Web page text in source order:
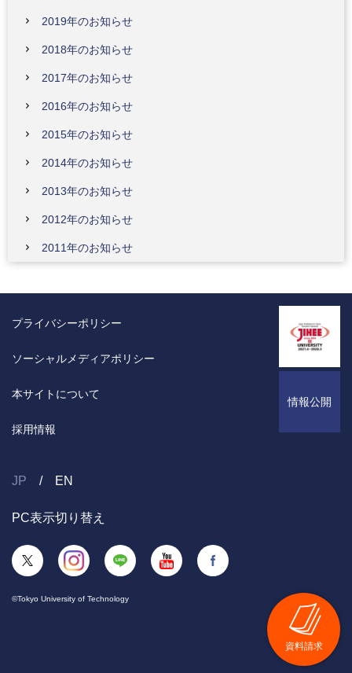
2019年のお知らせ
2018年のお知らせ
2017年のお知らせ
2016年のお知らせ
2015年のお知らせ
2014年のお知らせ
2013年のお知らせ
2012年のお知らせ
2011年のお知らせ
情報公開
プライバシーポリシー
ソーシャルメディアポリシー
本サイトについて
採用情報
JP EN
PC表示切り替え
©Tokyo University of Technology
資料請求